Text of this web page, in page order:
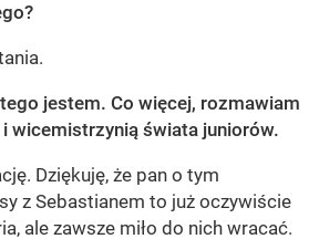
jestem. Co więcej, rozmawiam
wicemistrzynią świata juniorów.
Dziękuję, że pan o tym
z Sebastianem to już oczywiście
ale zawsze miło do nich wracać.